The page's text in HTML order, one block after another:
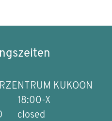
KUKOON
18:00-X
closed